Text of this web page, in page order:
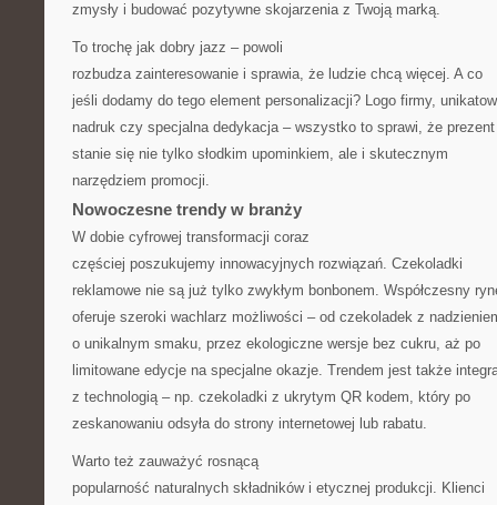
zmysły i budować pozytywne skojarzenia z Twoją marką.
To trochę jak dobry jazz – powoli
rozbudza zainteresowanie i sprawia, że ludzie chcą więcej. A co
jeśli dodamy do tego element personalizacji? Logo firmy,
nadruk czy specjalna dedykacja – wszystko to sprawi, że prezent
stanie się nie tylko słodkim upominkiem, ale i skutecznym
narzędziem promocji.
Nowoczesne trendy w branży
W dobie cyfrowej transformacji coraz
częściej poszukujemy innowacyjnych rozwiązań. Czekoladki
reklamowe nie są już tylko zwykłym bonbonem. Współczesny
oferuje szeroki wachlarz możliwości – od czekoladek z
o unikalnym smaku, przez ekologiczne wersje bez cukru, aż po
limitowane edycje na specjalne okazje. Trendem jest także
z technologią – np. czekoladki z ukrytym QR kodem, który po
zeskanowaniu odsyła do strony internetowej lub rabatu.
Warto też zauważyć rosnącą
popularność naturalnych składników i etycznej produkcji. Klienci